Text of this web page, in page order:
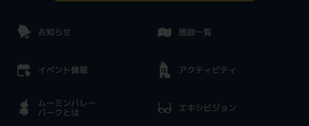
お知らせ
イベント情報
ムーミンバレー
パークとは
施設一覧
アクティビティ
エキシビジョン